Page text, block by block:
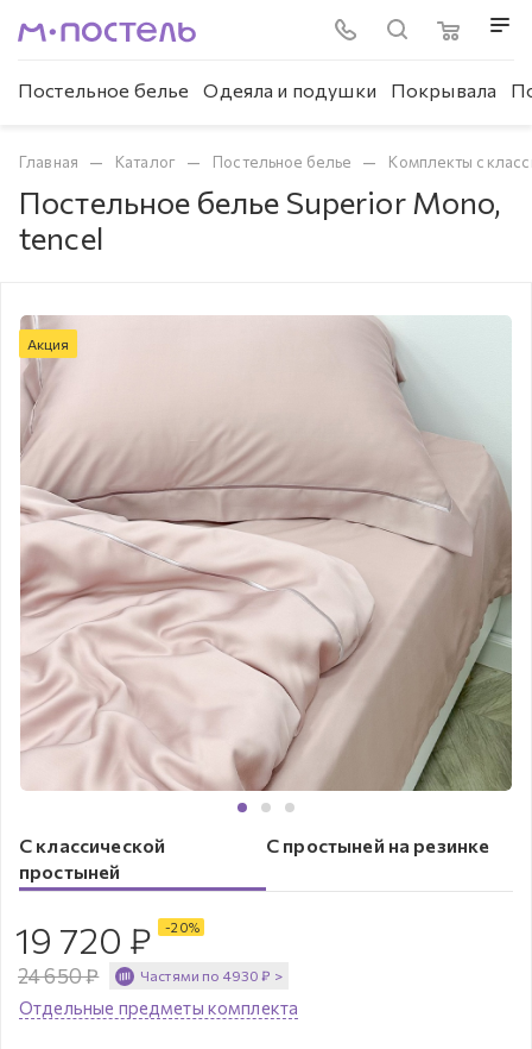
Постельное белье Одеяла и подушки Покрывала
Главная — Каталог — Постельное белье — Комплекты с
Постельное белье Superior Mono,
tencel
Акция
С классической
простыней
С простыней на резинке
19 720 ₽
24 650₽
-20%
Частями по 4930 ₽ >
Отдельные предметы комплекта